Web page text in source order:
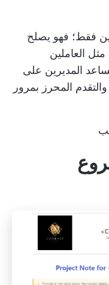
فقط؛ فهو يصلح
العاملين
المديرين على
المحرز بمرور